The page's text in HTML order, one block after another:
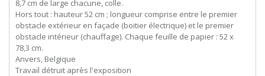
8,7 cm de large chacune, colle.
Hors tout : hauteur 52 cm ; longueur comprise entre le premier
obstacle extérieur en façade (boitier électrique) et le premier
obstacle intérieur (chauffage). Chaque feuille de papier : 52 x
78,3 cm.
Anvers, Belgique
Travail détruit après l'exposition